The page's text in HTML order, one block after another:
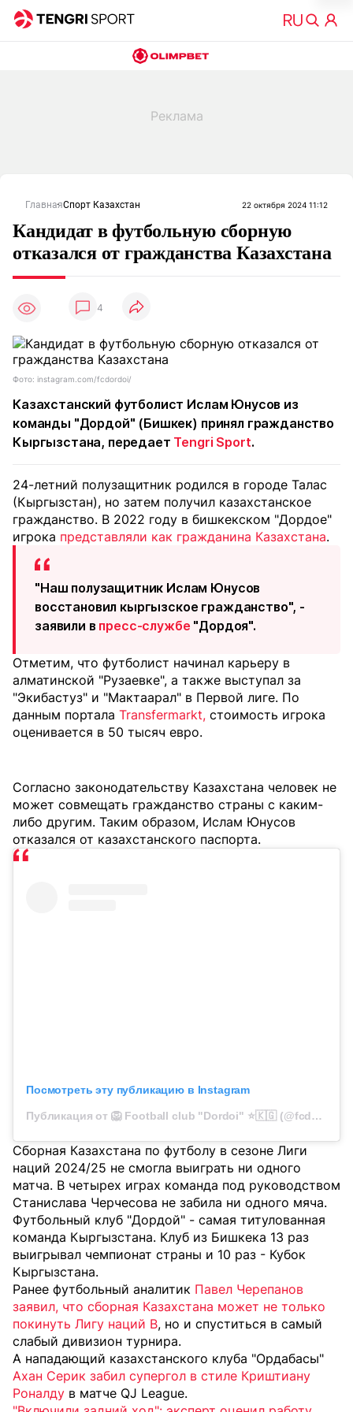
ГлавнаяСпорт Казахстан 22 октября 2024 11:12
Кандидат в футбольную сборную
отказался от гражданства Казахстана
4
Фото: instagram.com/fcdordoi/
Казахстанский футболист Ислам Юнусов из
команды "Дордой" (Бишкек) принял гражданство
Кыргызстана, передает Tengri Sport.
24-летний полузащитник родился в городе Талас
(Кыргызстан), но затем получил казахстанское
гражданство. В 2022 году в бишкекском "Дордое"
игрока представляли как гражданина Казахстана.
"Наш полузащитник Ислам Юнусов
восстановил кыргызское гражданство", -
заявили в пресс-службе "Дордоя".
Отметим, что футболист начинал карьеру в
алматинской "Рузаевке", а также выступал за
"Экибастуз" и "Мактаарал" в Первой лиге. По
данным портала Transfermarkt, стоимость игрока
оценивается в 50 тысяч евро.
Согласно законодательству Казахстана человек не
может совмещать гражданство страны с каким-
либо другим. Таким образом, Ислам Юнусов
отказался от казахстанского паспорта.
Посмотреть эту публикацию в Instagram
Публикация от 🦁 Football club "Dordoi" ⭐️🇰🇬 (@fcdordoi)
Сборная Казахстана по футболу в сезоне Лиги
наций 2024/25 не смогла выиграть ни одного
матча. В четырех играх команда под руководством
Станислава Черчесова не забила ни одного мяча.
Футбольный клуб "Дордой" - самая титулованная
команда Кыргызстана. Клуб из Бишкека 13 раз
выигрывал чемпионат страны и 10 раз - Кубок
Кыргызстана.
Ранее футбольный аналитик Павел Черепанов
заявил, что сборная Казахстана может не только
покинуть Лигу наций B, но и спуститься в самый
слабый дивизион турнира.
А нападающий казахстанского клуба "Ордабасы"
Ахан Серик забил супергол в стиле Криштиану
Роналду в матче QJ League.